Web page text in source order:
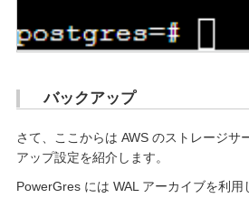
バックアップ
さて、ここからは AWS のストレージサ
アップ設定を紹介します。
PowerGres には WAL アーカイブを利